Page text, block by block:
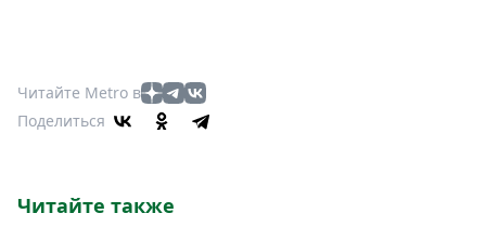
Читайте Metro в
Поделиться
Читайте также